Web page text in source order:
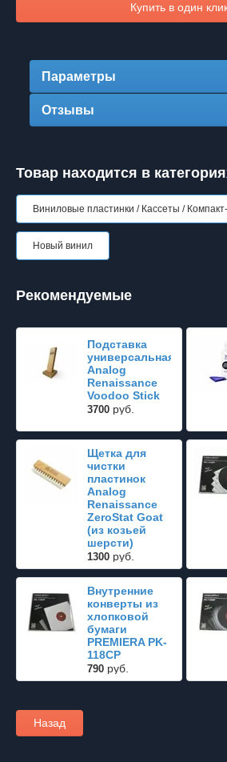
Купить в один
Параметры
Отзывы
Товар находится в
Виниловые пластинки / Кассеты /
Новый винил
Рекомендуемые
Подставка
универсальная
Analog
Renaissance
Voodoo Stick
3700 руб.
Щетка для
чистки
пластинок
Analog
Renaissance
ZeroStat Goat
(из козьей
шерсти)
1300 руб.
Внутренние
конверты из
хлопковой
бумаги
PREMIERA PK-
118CP
790 руб.
Назад